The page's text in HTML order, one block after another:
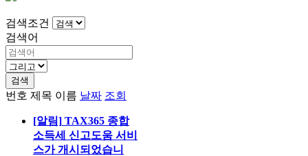
검색조건
검색어
검색
번호 제목 이름 날짜 조회
[알림] TAX365 종합
소득세 신고도움 서비
스가 개시되었습니